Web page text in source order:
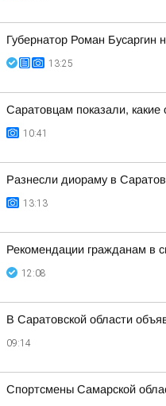
Губернатор Роман Бусаргин
13:25
Саратовцам показали,
10:41
Разнесли диораму в
13:13
Рекомендации гражданам в
12:08
В Саратовской области
09:14
Спортсмены Самарской